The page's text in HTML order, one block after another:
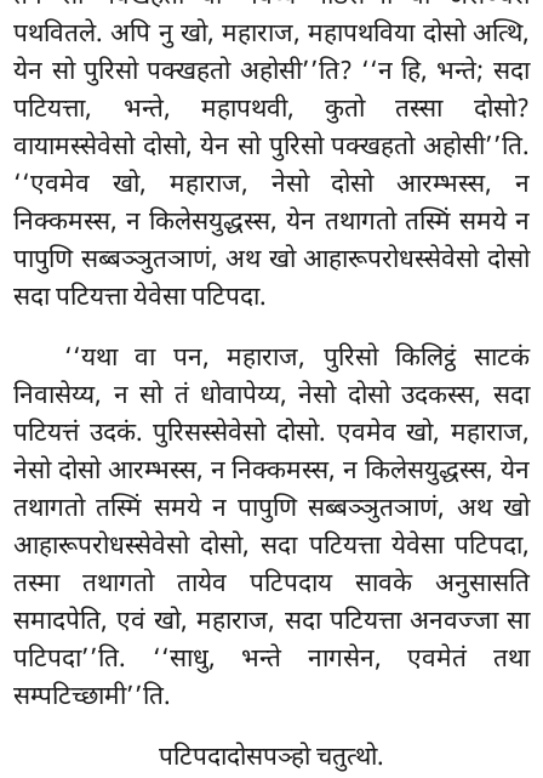
पथवितले. अपि नु खो, महाराज, महापथविया दोसो अत्थि,
येन सो पुरिसो पक्खहतो अहोसी’’ति? ‘‘न हि, भन्ते; सदा
पटियत्ता, भन्ते, महापथवी, कुतो तस्सा दोसो?
वायामस्सेवेसो दोसो, येन सो पुरिसो पक्खहतो अहोसी’’ति.
‘‘एवमेव खो, महाराज, नेसो दोसो आरम्भस्स, न
निक्कमस्स, न किलेसयुद्धस्स, येन तथागतो तस्मिं समये न
पापुणि सब्बञ्ञुतञाणं, अथ खो आहारूपरोधस्सेवेसो दोसो
सदा पटियत्तायेवेसा पटिपदा.
‘‘यथा वा पन, महाराज, पुरिसो किलिट्ठं साटकं
निवासेय्य, न सो तं धोवापेय्य, नेसो दोसो उदकस्स, सदा
पटियत्तं उदकं. पुरिसस्सेवेसो दोसो. एवमेव खो, महाराज,
नेसो दोसो आरम्भस्स, न निक्कमस्स, न किलेसयुद्धस्स, येन
तथागतो तस्मिं समये न पापुणि सब्बञ्ञुतञाणं, अथ खो
आहारूपरोधस्सेवेसो दोसो, सदा पटियत्ता येवेसा पटिपदा,
तस्मा तथागतो तायेव पटिपदाय सावके अनुसासति
समादपेति, एवं खो, महाराज, सदा पटियत्ता अनवज्जा सा
पटिपदा’’ति. ‘‘साधु, भन्ते नागसेन, एवमेतं तथा
सम्पटिच्छामी’’ति.
पटिपदादोसपञ्हो चतुत्थो.